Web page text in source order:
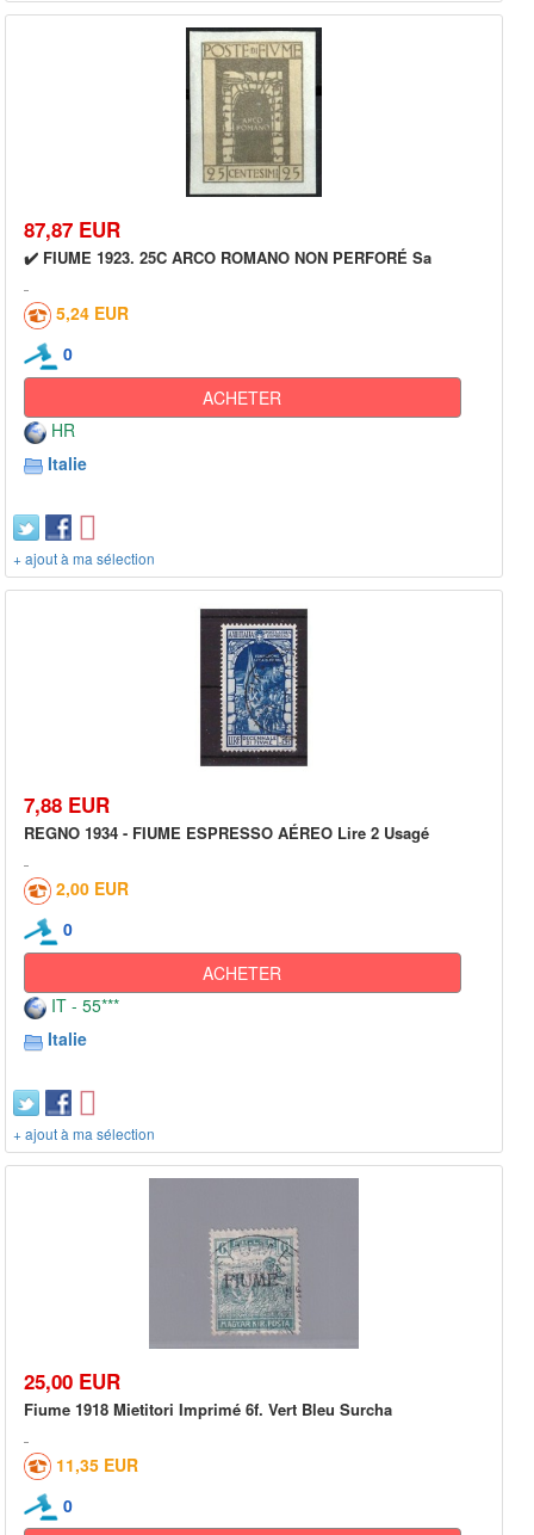
87,87 EUR
✔️ FIUME 1923. 25C ARCO ROMANO NON PERFORÉ Sa
5,24 EUR
0
ACHETER
HR
Italie
+ ajout à ma sélection
7,88 EUR
REGNO 1934 - FIUME ESPRESSO AÉREO Lire 2 Usagé
2,00 EUR
0
ACHETER
IT - 55***
Italie
+ ajout à ma sélection
25,00 EUR
Fiume 1918 Mietitori Imprimé 6f. Vert Bleu Surcha
11,35 EUR
0